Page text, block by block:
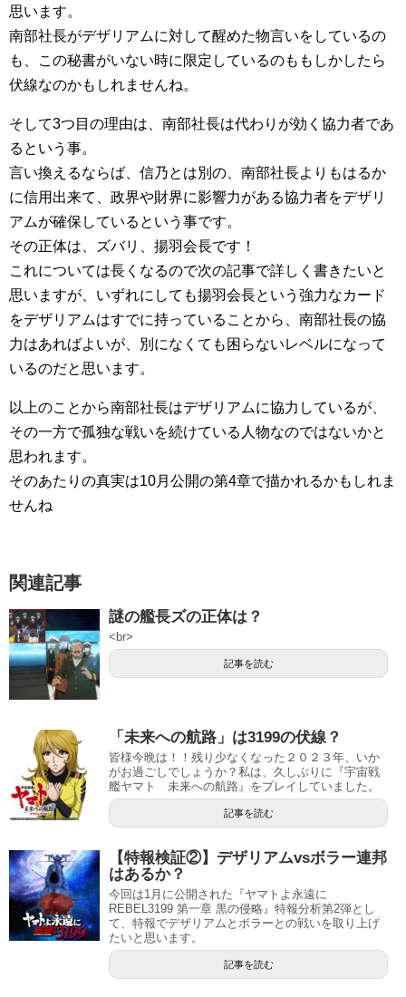
思います。
南部社長がデザリアムに対して醒めた物言いをしているの
も、この秘書がいない時に限定しているのももしかしたら
伏線なのかもしれませんね。
そして3つ目の理由は、南部社長は代わりが効く協力者であ
るという事。
言い換えるならば、信乃とは別の、南部社長よりもはるか
に信用出来て、政界や財界に影響力がある協力者をデザリ
アムが確保しているという事です。
その正体は、ズバリ、揚羽会長です！
これについては長くなるので次の記事で詳しく書きたいと
思いますが、いずれにしても揚羽会長という強力なカード
をデザリアムはすでに持っていることから、南部社長の協
力はあればよいが、別になくても困らないレベルになって
いるのだと思います。
以上のことから南部社長はデザリアムに協力しているが、
その一方で孤独な戦いを続けている人物なのではないかと
思われます。
そのあたりの真実は10月公開の第4章で描かれるかもしれま
せんね
関連記事
謎の艦長ズの正体は？
<br>
記事を読む
「未来への航路」は3199の伏線？
皆様今晩は！！残り少なくなった２０２３年、いか
がお過ごしでしょうか？私は、久しぶりに『宇宙戦
艦ヤマト 未来への航路』をプレイしていました。
記事を読む
【特報検証②】デザリアムvsボラー連邦
はあるか？
今回は1月に公開された『ヤマトよ永遠に
REBEL3199 第一章 黒の侵略』特報分析第2弾とし
て、特報でデザリアムとボラーとの戦いを取り上げ
たいと思います。
記事を読む